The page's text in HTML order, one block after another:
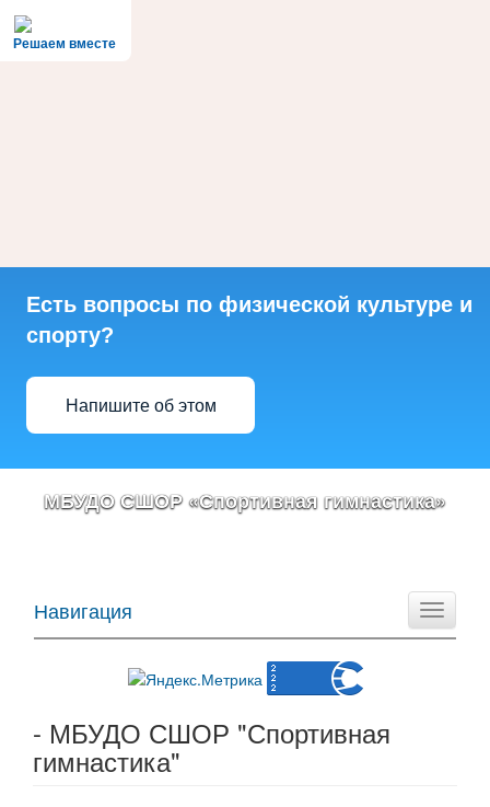
Решаем вместе
Есть вопросы по физической культуре и
спорту?
Напишите об этом
МБУДО СШОР «Спортивная гимнастика»
Toggle
Навигация
- МБУДО СШОР "Спортивная
гимнастика"